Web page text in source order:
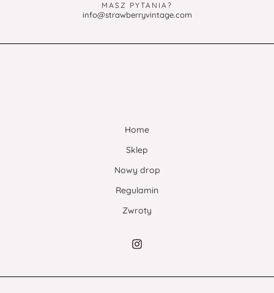
MASZ PYTANIA?
info@strawberryvintage.com
Home
Sklep
Nowy drop
Regulamin
Zwroty